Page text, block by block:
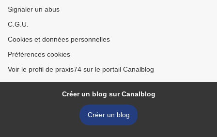
Signaler un abus
C.G.U.
Cookies et données personnelles
Préférences cookies
Voir le profil de praxis74 sur le portail Canalblog
Créer un blog sur Canalblog
Créer un blog